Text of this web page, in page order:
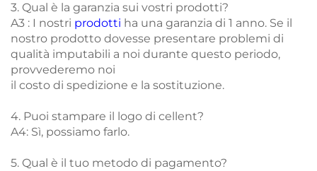
3. Qual è la garanzia sui vostri prodotti?
A3 : I nostri prodotti ha una garanzia di 1 anno. Se il
nostro prodotto dovesse presentare problemi di
qualità imputabili a noi durante questo periodo,
provvederemo noi
il costo di spedizione e la sostituzione.
4. Puoi stampare il logo di cellent?
A4: Sì, possiamo farlo.
5. Qual è il tuo metodo di pagamento?